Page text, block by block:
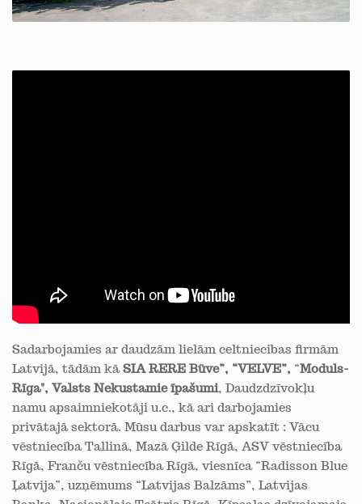
Sadarbojamies ar daudzām lielām celtniecibas firmām
Latvijā, tādām kāSIA RERE Būve”, “VELVE”, “Moduls-
Rīga", Valsts Nekustamie īpašumi, Daudzdzīvokļu
namu apsaimniekotāji u.c., kā ari darbojamies
privātajā sektorā. Mūsu darbus var apskatīt : Vācu
vēstniecība Tallinā, Mazā Ģilde Rīgā, ASV vēstniecība
Rīgā, Franču vēstniecība Rīgā, viesnīca “Radisson Blue
Ļatvija”, uzņēmums “Latvijas Balzāms”, Latvijas